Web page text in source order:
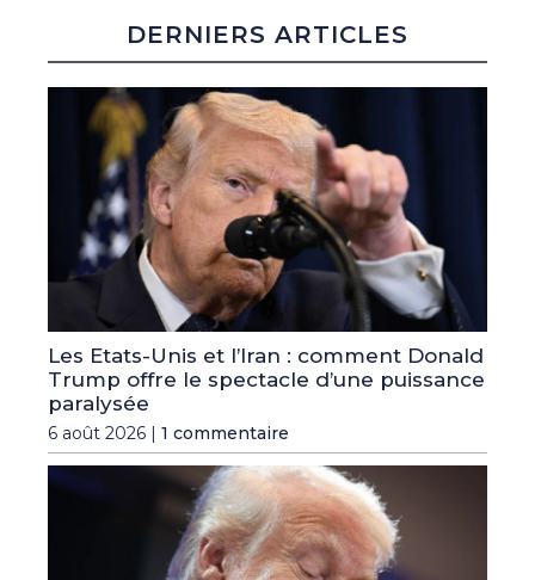
DERNIERS ARTICLES
Les Etats-Unis et l’Iran : comment Donald
Trump offre le spectacle d’une puissance
paralysée
6 août 2026 | 1 commentaire